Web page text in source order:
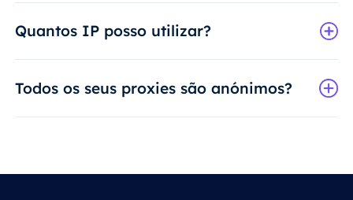
Quantos IP posso utilizar?
Todos os seus proxies são anónimos?